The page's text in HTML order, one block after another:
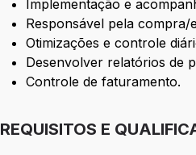
Implementação e
Responsável pela compra/
Otimizações e controle
Desenvolver relatórios de
Controle de faturamento.
REQUISITOS E